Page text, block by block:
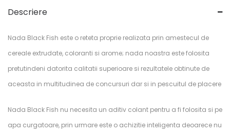
Descriere
Nada Black Fish este o reteta proprie realizata prin amestecul de
cereale extrudate, coloranti si arome; nada noastra este folosita
pretutindeni datorita calitatii superioare si rezultatele obtinute de
aceasta in multitudinea de concursuri dar si in pescuitul de placere
Nada Black Fish nu necesita un aditiv colant pentru a fi folosita si pe
apa curgatoare, prin urmare este o achizitie inteligenta deoarece nu